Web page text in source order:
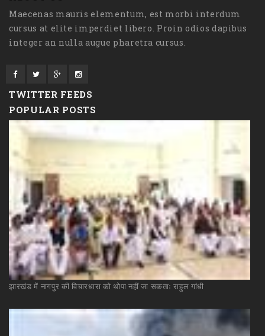
Maecenas mauris elementum, est morbi interdum
cursus at elite imperdiet libero. Proin odios dapibus
integer an nulla augue pharetra cursus.
TWITTER FEEDS
POPULAR POSTS
झारखंड में नागपुर की विचारधारा को थोपा नहीं जा सकताः राहुल गांधी